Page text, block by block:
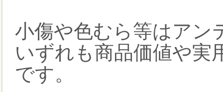
小傷や色むら等はアン
いずれも商品価値や実
です。